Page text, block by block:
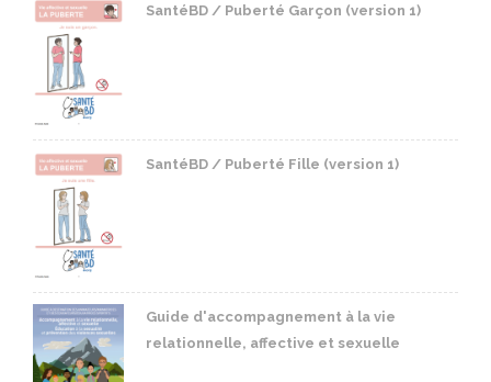
SantéBD / Puberté Garçon (version 1)
SantéBD / Puberté Fille (version 1)
Guide d'accompagnement à la vie
relationnelle, affective et sexuelle